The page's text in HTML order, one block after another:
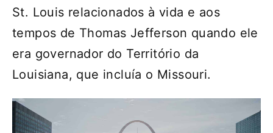
St. Louis relacionados à vida e aos
tempos de Thomas Jefferson quando ele
era governador do Território da
Louisiana, que incluía o Missouri.